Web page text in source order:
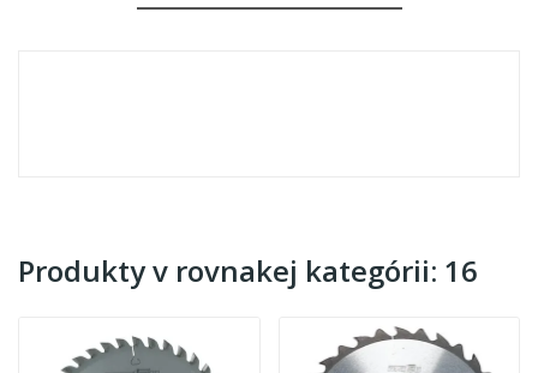
Produkty v rovnakej kategórii: 16